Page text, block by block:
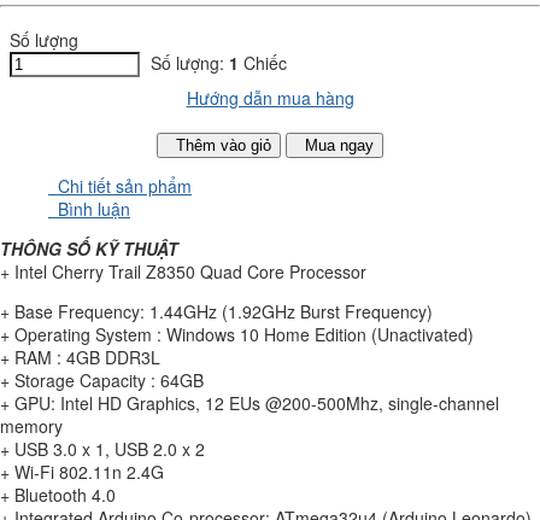
Số lượng
Số lượng: 1 Chiếc
Hướng dẫn mua hàng
Thêm vào giỏ Mua ngay
Chi tiết sản phẩm
Bình luận
THÔNG SỐ KỸ THUẬT
+ Intel Cherry Trail Z8350 Quad Core Processor
+ Base Frequency: 1.44GHz (1.92GHz Burst Frequency)
+ Operating System : Windows 10 Home Edition (Unactivated)
+ RAM : 4GB DDR3L
+ Storage Capacity : 64GB
+ GPU: Intel HD Graphics, 12 EUs @200-500Mhz, single-channel
memory
+ USB 3.0 x 1, USB 2.0 x 2
+ Wi-Fi 802.11n 2.4G
+ Bluetooth 4.0